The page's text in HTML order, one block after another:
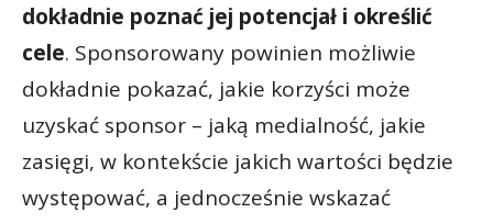
dokładnie poznać jej potencjał i określić
cele. Sponsorowany powinien możliwie
dokładnie pokazać, jakie korzyści może
uzyskać sponsor – jaką medialność, jakie
zasięgi, w kontekście jakich wartości będzie
występować, a jednocześnie wskazać